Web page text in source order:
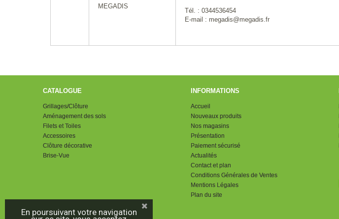
MEGADIS
Tél. : 0344536454
E-mail : megadis@megadis.fr
CATALOGUE
Grillages/Clôture
Aménagement des sols
Filets et Toiles
Accessoires
Clôture décorative
Brise-Vue
INFORMATIONS
Accueil
Nouveaux produits
Nos magasins
Présentation
Paiement sécurisé
Actualités
Contact et plan
Conditions Générales de Ventes
Mentions Légales
Plan du site
En poursuivant votre navigation